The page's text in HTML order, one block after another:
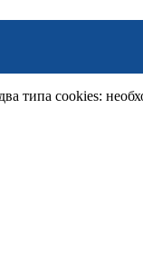
типа cookies: